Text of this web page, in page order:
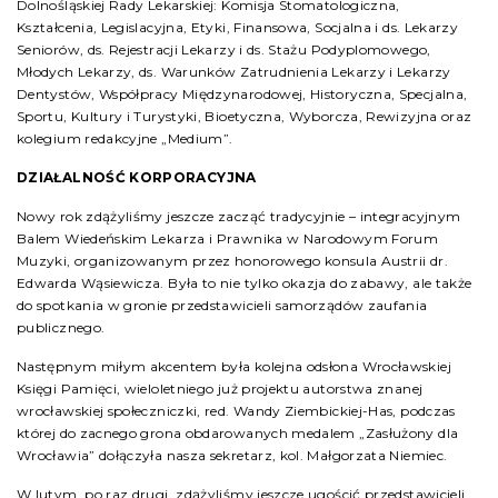
Dolnośląskiej Rady Lekarskiej: Komisja Stomatologiczna,
Kształcenia, Legislacyjna, Etyki, Finansowa, Socjalna i ds. Lekarzy
Seniorów, ds. Rejestracji Lekarzy i ds. Stażu Podyplomowego,
Młodych Lekarzy, ds. Warunków Zatrudnienia Lekarzy i Lekarzy
Dentystów, Współpracy Międzynarodowej, Historyczna, Specjalna,
Sportu, Kultury i Turystyki, Bioetyczna, Wyborcza, Rewizyjna oraz
kolegium redakcyjne „Medium”.
DZIAŁALNOŚĆ KORPORACYJNA
Nowy rok zdążyliśmy jeszcze zacząć tradycyjnie – integracyjnym
Balem Wiedeńskim Lekarza i Prawnika w Narodowym Forum
Muzyki, organizowanym przez honorowego konsula Austrii dr.
Edwarda Wąsiewicza. Była to nie tylko okazja do zabawy, ale także
do spotkania w gronie przedstawicieli samorządów zaufania
publicznego.
Następnym miłym akcentem była kolejna odsłona Wrocławskiej
Księgi Pamięci, wieloletniego już projektu autorstwa znanej
wrocławskiej społeczniczki, red. Wandy Ziembickiej-Has, podczas
której do zacnego grona obdarowanych medalem „Zasłużony dla
Wrocławia” dołączyła nasza sekretarz, kol. Małgorzata Niemiec.
W lutym, po raz drugi, zdążyliśmy jeszcze ugościć przedstawicieli